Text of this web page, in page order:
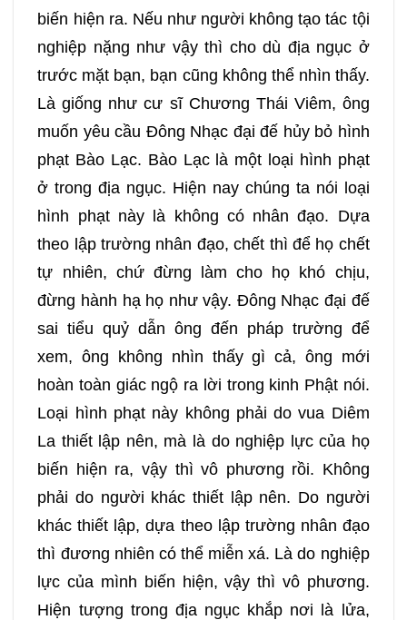
biến hiện ra. Nếu như người không tạo tác tội
nghiệp nặng như vậy thì cho dù địa ngục ở
trước mặt bạn, bạn cũng không thể nhìn thấy.
Là giống như cư sĩ Chương Thái Viêm, ông
muốn yêu cầu Đông Nhạc đại đế hủy bỏ hình
phạt Bào Lạc. Bào Lạc là một loại hình phạt
ở trong địa ngục. Hiện nay chúng ta nói loại
hình phạt này là không có nhân đạo. Dựa
theo lập trường nhân đạo, chết thì để họ chết
tự nhiên, chứ đừng làm cho họ khó chịu,
đừng hành hạ họ như vậy. Đông Nhạc đại đế
sai tiểu quỷ dẫn ông đến pháp trường để
xem, ông không nhìn thấy gì cả, ông mới
hoàn toàn giác ngộ ra lời trong kinh Phật nói.
Loại hình phạt này không phải do vua Diêm
La thiết lập nên, mà là do nghiệp lực của họ
biến hiện ra, vậy thì vô phương rồi. Không
phải do người khác thiết lập nên. Do người
khác thiết lập, dựa theo lập trường nhân đạo
thì đương nhiên có thể miễn xá. Là do nghiệp
lực của mình biến hiện, vậy thì vô phương.
Hiện tượng trong địa ngục khắp nơi là lửa,